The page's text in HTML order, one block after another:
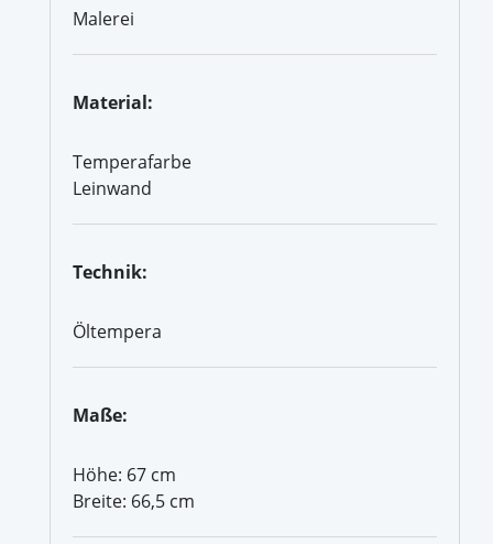
Malerei
Material:
Temperafarbe
Leinwand
Technik:
Öltempera
Maße:
Höhe: 67 cm
Breite: 66,5 cm